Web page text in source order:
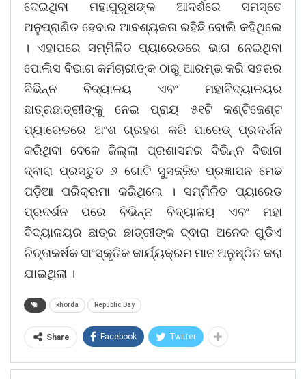
ଦେଇଥିବା ମହାପୁରୁଷଙ୍କ ଆଦର୍ଶରେ ସମସ୍ତେ
ଅନୁପ୍ରାଣିତ ହେବାର ଆବଶ୍ୟକତା ରହିଛି ବୋଲି କହିଥିଲେ
। ଏହାପରେ ସମ୍ମିଳିତ ପ୍ୟାରେଡରେ ଭାଗ ନେଇଥିବା
ପୋଲିସ ବିଭାଗ କର୍ମଚାରୀଙ୍କ ଠାରୁ ଆରମ୍ଭ କରି ସହରର
ବିଭିନ୍ନ ବିଦ୍ୟାଳୟ ଏବଂ ମହାବିଦ୍ୟାଳୟର
ଛାତ୍ରଛାତ୍ରୀଙ୍କୁ ନେଇ ପ୍ରାୟ ୫୧ଟି କଣ୍ଟିଜେଣ୍ଟ
ପ୍ୟାରେଡରେ ଅଂଶ ଗ୍ରହଣ କରି ପାରେଡ୍ ପ୍ରଦର୍ଶନ
କରିଥିବା ବେଳେ ଜିଲ୍ଲା ପ୍ରଶାସନର ବିଭିନ୍ନ ବିଭାଗ
ଦ୍ବାରା ପ୍ରସ୍ତୁତ ୬ ଗୋଟି ସୁସଜ୍ଜିତ ପ୍ରଜ୍ଞାପନ ମେଢ
ପଡ଼ିଆ ପରିକ୍ରମା କରିଥିଲେ । ସମ୍ମିଳିତ ପ୍ୟାରେଡ
ପ୍ରଦର୍ଶନ ପରେ ବିଭିନ୍ନ ବିଦ୍ୟାଳୟ ଏବଂ ମହା
ବିଦ୍ୟାଳୟର ଛାତ୍ର ଛାତ୍ରୀଙ୍କ ଦ୍ଵାରା ଅନେକ ଗୁଡିଏ
ଚିତ୍ତାକର୍ଷକ ସାଂସ୍କୃତିକ କାର୍ଯ୍ୟକ୍ରମ ମାନ ଅନୁଷ୍ଠିତ କରା
ଯାଇଥିଲା ।
khorda Republic Day
Share Facebook Twitter